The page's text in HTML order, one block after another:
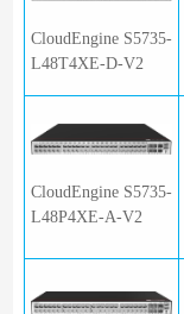
CloudEngine S5735-
L48T4XE-D-V2
CloudEngine S5735-
L48P4XE-A-V2